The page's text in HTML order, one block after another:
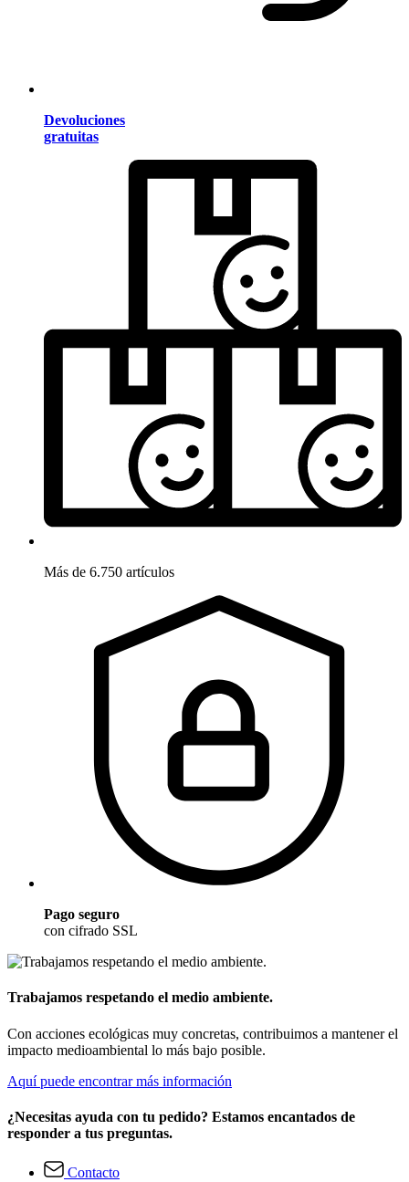
Devoluciones
gratuitas
Más de 6.750 artículos
Pago seguro
con cifrado SSL
Trabajamos respetando el medio ambiente.
Con acciones ecológicas muy concretas, contribuimos a mantener el
impacto medioambiental lo más bajo posible.
Aquí puede encontrar más información
¿Necesitas ayuda con tu pedido? Estamos encantados de
responder a tus preguntas.
Contacto